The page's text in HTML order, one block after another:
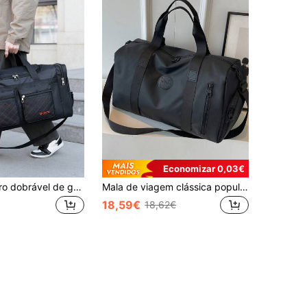
Bolsa de ombro dobrável de grande capacidade, adequada para viagens e bolsa esportiva para acessórios escolares.
Economizar 0,03€
Mala de viagem clássica popular de grande capacidade, mala de ginásio, mala para homem, mala transversal multifuncional com alça de ombro ajustável, adequada para viagens de fim de semana
18,59€ 18,62€